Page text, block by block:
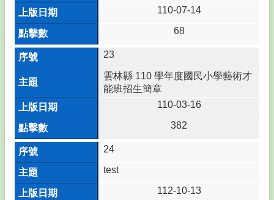
區
Student
Area
🌐
校
務
E
化
Electronic
Area
🔮
鎮
西
大
小
110-07-14
68
23
雲林縣 110 學年度國民小學藝術才
能班招生簡章
110-03-16
382
24
test
112-10-13